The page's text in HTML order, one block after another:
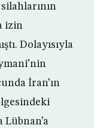
izin
Dolayısıyla
İran’ın
Lübnan’a